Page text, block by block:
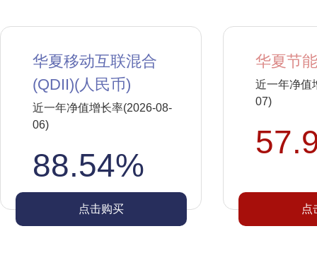
华夏移动互联混合
(QDII)(人民币)
近一年净值增长率(2026-08-
06)
88.54%
点击购买
华夏节
近一年净值
07)
点